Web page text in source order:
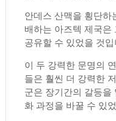
안데스 산맥을 횡단하
배하는 아즈텍 제국은
공유할 수 있었을 것입
이 두 강력한 문명의
들은 훨씬 더 강력한
군은 장기간의 갈등을
화 과정을 바꿀 수 있